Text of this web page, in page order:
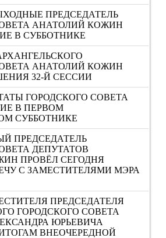
ПРЕДСЕДАТЕЛЬ
АНАТОЛИЙ КОЖИН
В СУББОТНИКЕ
АНАТОЛИЙ КОЖИН
32-Й СЕССИИ
ГОРОДСКОГО СОВЕТА
В ПЕРВОМ
СУББОТНИКЕ
ПРЕДСЕДАТЕЛЬ
ДЕПУТАТОВ
ПРОВЁЛ СЕГОДНЯ
С ЗАМЕСТИТЕЛЯМИ МЭРА
ПРЕДСЕДАТЕЛЯ
ГОРОДСКОГО СОВЕТА
ЮРЬЕВИЧА
ВНЕОЧЕРЕДНОЙ